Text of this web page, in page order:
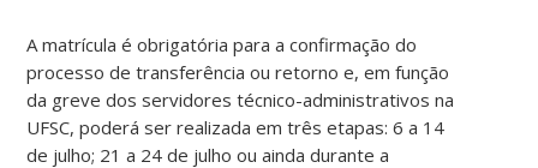
A matrícula é obrigatória para a confirmação do
processo de transferência ou retorno e, em função
da greve dos servidores técnico-administrativos na
UFSC, poderá ser realizada em três etapas: 6 a 14
de julho; 21 a 24 de julho ou ainda durante a